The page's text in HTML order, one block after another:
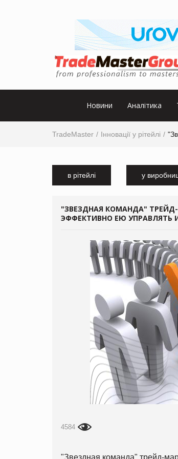
Новини Аналітика
TradeMaster Інновації у рітейлі
в рітейлі у
"ЗВЕЗДНАЯ КОМАНДА"
ЭФФЕКТИВНО ЕЮ УПРАВЛЯТЬ
4584
"Звездная команда" трейд-